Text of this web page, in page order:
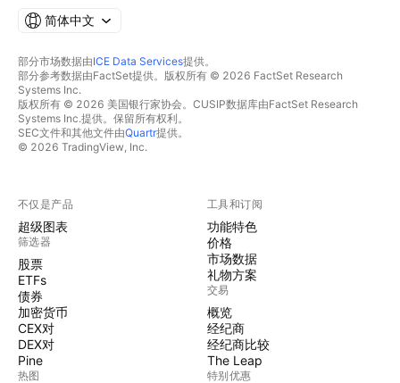
简体中文
部分市场数据由ICE Data Services提供。
部分参考数据由FactSet提供。版权所有 © 2026 FactSet Research
Systems Inc.
版权所有 © 2026 美国银行家协会。CUSIP数据库由FactSet Research
Systems Inc.提供。保留所有权利。
SEC文件和其他文件由Quartr提供。
© 2026 TradingView, Inc.
不仅是产品
超级图表
筛选器
股票
ETFs
债券
加密货币
CEX对
DEX对
Pine
热图
工具和订阅
功能特色
价格
市场数据
礼物方案
交易
概览
经纪商
经纪商比较
The Leap
特别优惠